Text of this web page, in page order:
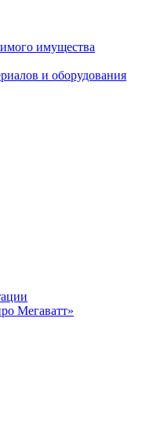
имущества
и оборудования
Мегаватт»